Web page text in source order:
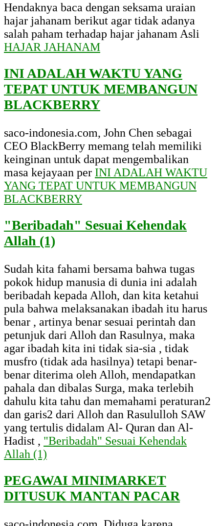
Hendaknya baca dengan seksama uraian
hajar jahanam berikut agar tidak adanya
salah paham terhadap hajar jahanam Asli
HAJAR JAHANAM
INI ADALAH WAKTU YANG
TEPAT UNTUK MEMBANGUN
BLACKBERRY
saco-indonesia.com, John Chen sebagai
CEO BlackBerry memang telah memiliki
keinginan untuk dapat mengembalikan
masa kejayaan per INI ADALAH WAKTU
YANG TEPAT UNTUK MEMBANGUN
BLACKBERRY
"Beribadah" Sesuai Kehendak
Allah (1)
Sudah kita fahami bersama bahwa tugas
pokok hidup manusia di dunia ini adalah
beribadah kepada Alloh, dan kita ketahui
pula bahwa melaksanakan ibadah itu harus
benar , artinya benar sesuai perintah dan
petunjuk dari Alloh dan Rasulnya, maka
agar ibadah kita ini tidak sia-sia , tidak
musfro (tidak ada hasilnya) tetapi benar-
benar diterima oleh Alloh, mendapatkan
pahala dan dibalas Surga, maka terlebih
dahulu kita tahu dan memahami peraturan2
dan garis2 dari Alloh dan Rasululloh SAW
yang tertulis didalam Al- Quran dan Al-
Hadist , "Beribadah" Sesuai Kehendak
Allah (1)
PEGAWAI MINIMARKET
DITUSUK MANTAN PACAR